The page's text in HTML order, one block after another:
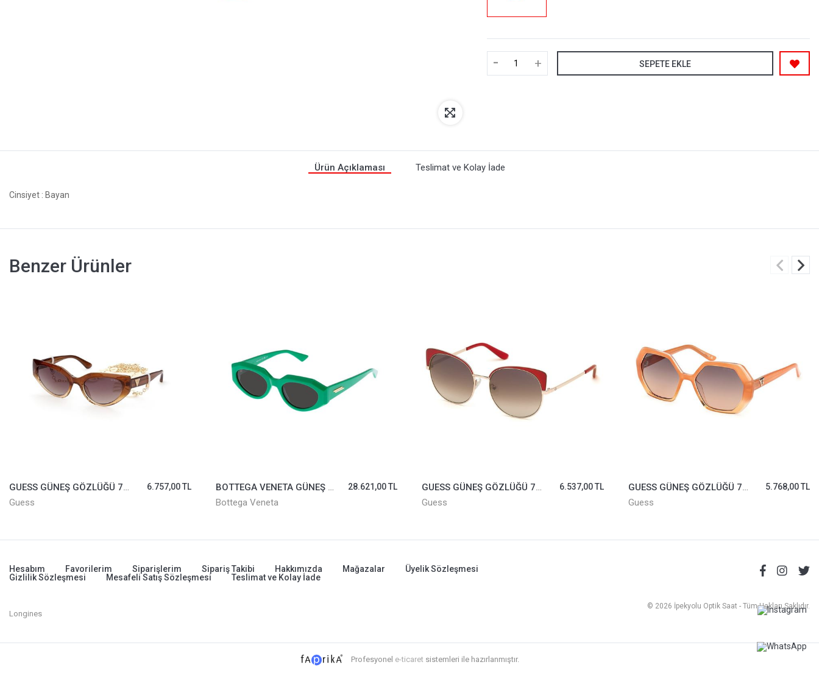
- + SEPETE EKLE
Ürün Açıklaması Teslimat ve Kolay İade
Cinsiyet : Bayan
Benzer Ürünler
GUESS GÜNEŞ GÖZLÜĞÜ 7787-47F
Guess
6.757,00 TL
BOTTEGA VENETA GÜNEŞ GÖZLÜĞÜ BV1031S-005
Bottega Veneta
28.621,00 TL
GUESS GÜNEŞ GÖZLÜĞÜ 7599-71F
Guess
6.537,00 TL
GUESS GÜNEŞ GÖZLÜĞÜ 7879-44F
Guess
5.768,00 TL
Hesabım Favorilerim Siparişlerim Sipariş Takibi Hakkımızda Mağazalar
Üyelik Sözleşmesi
Gizlilik Sözleşmesi
Mesafeli Satış Sözleşmesi Teslimat ve Kolay İade
Longines
© 2026 İpekyolu Optik Saat - Tüm Hakları Saklıdır.
Profesyonel e-ticaretsistemleri ile hazırlanmıştır.